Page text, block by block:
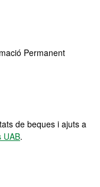
Permanent
de beques i ajuts a
UAB.